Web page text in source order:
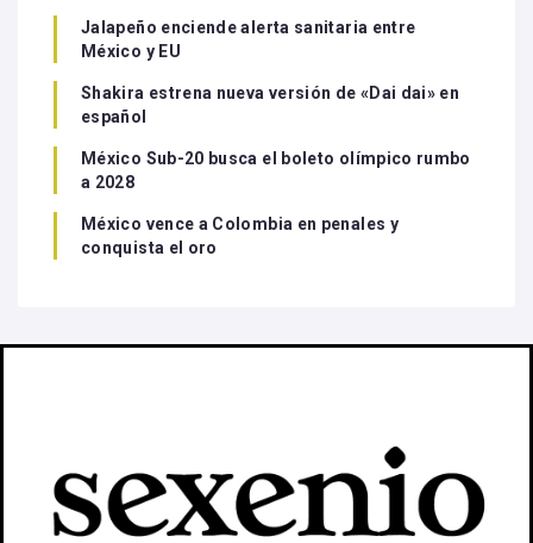
Jalapeño enciende alerta sanitaria entre
México y EU
Shakira estrena nueva versión de «Dai dai» en
español
México Sub-20 busca el boleto olímpico rumbo
a 2028
México vence a Colombia en penales y
conquista el oro